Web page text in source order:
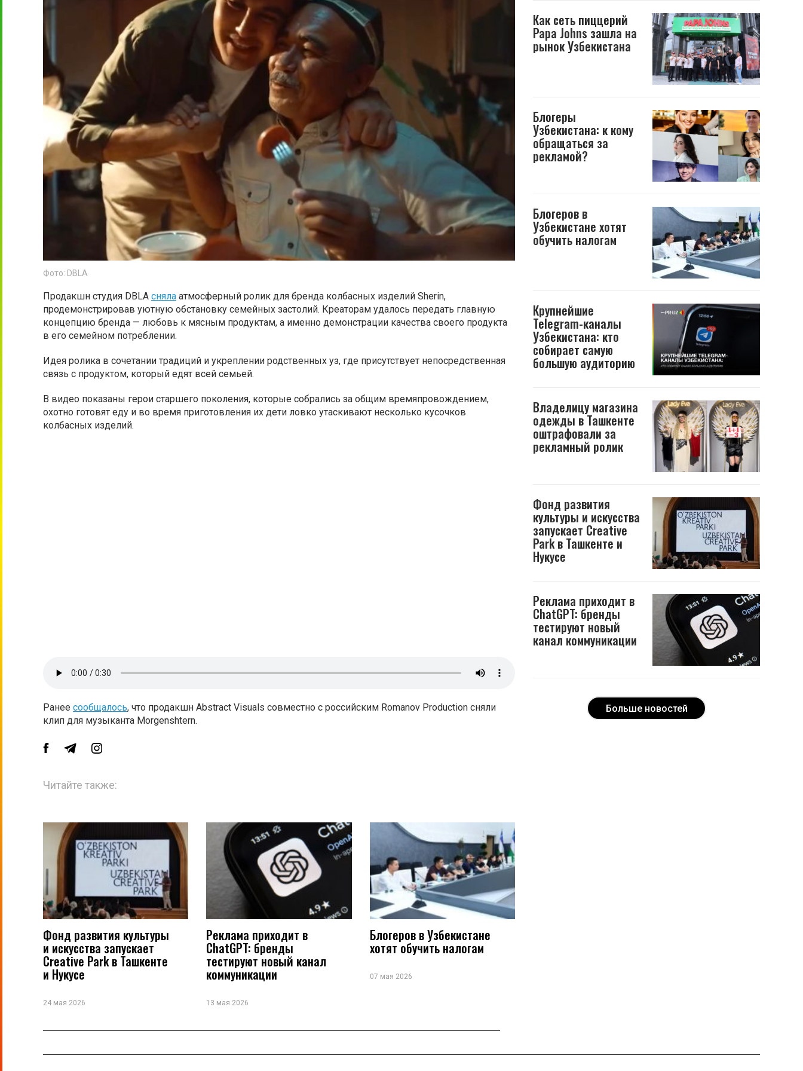
Фото: DBLA
Продакшн студия DBLA сняла атмосферный ролик для бренда колбасных изделий Sherin,
продемонстрировав уютную обстановку семейных застолий. Креаторам удалось передать главную
концепцию бренда — любовь к мясным продуктам, а именно демонстрации качества своего продукта
в его семейном потреблении.
Идея ролика в сочетании традиций и укреплении родственных уз, где присутствует непосредственная
связь с продуктом, который едят всей семьей.
В видео показаны герои старшего поколения, которые собрались за общим времяпровождением,
охотно готовят еду и во время приготовления их дети ловко утаскивают несколько кусочков
колбасных изделий.
Ранее сообщалось, что продакшн Abstract Visuals совместно с российским Romanov Production сняли
клип для музыканта Morgenshtern.
Читайте также:
Фонд развития культуры
и искусства запускает
Creative Park в Ташкенте
и Нукусе
24 мая 2026
Реклама приходит в
ChatGPT: бренды
тестируют новый канал
коммуникации
13 мая 2026
Блогеров в Узбекистане
хотят обучить налогам
07 мая 2026
Как сеть пиццерий
Papa Johns зашла на
рынок Узбекистана
Блогеры
Узбекистана: к кому
обращаться за
рекламой?
Блогеров в
Узбекистане хотят
обучить налогам
Крупнейшие
Telegram-каналы
Узбекистана: кто
собирает самую
большую аудиторию
Владелицу магазина
одежды в Ташкенте
оштрафовали за
рекламный ролик
Фонд развития
культуры и искусства
запускает Creative
Park в Ташкенте и
Нукусе
Реклама приходит в
ChatGPT: бренды
тестируют новый
канал коммуникации
Больше новостей